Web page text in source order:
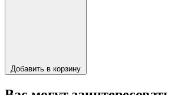
Добавить в корзину